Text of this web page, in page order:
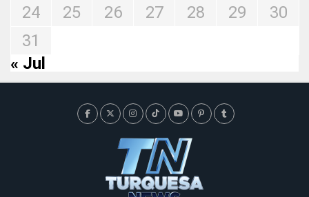
24
25 26 27 28 29
30
31
« Jul